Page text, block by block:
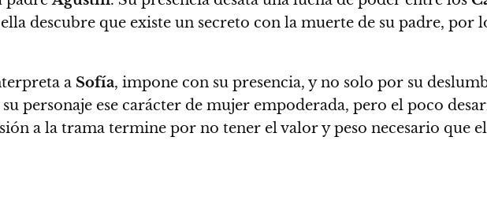
descubre que existe un secreto con la muerte de su padre, por
a Sofía, impone con su presencia, y no solo por su
personaje ese carácter de mujer empoderada, pero el poco
a la trama termine por no tener el valor y peso necesario que